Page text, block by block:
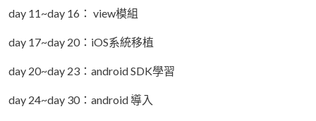
day 11~day 16： view模組
day 17~day 20：iOS系統移植
day 20~day 23：android SDK學習
day 24~day 30：android 導入